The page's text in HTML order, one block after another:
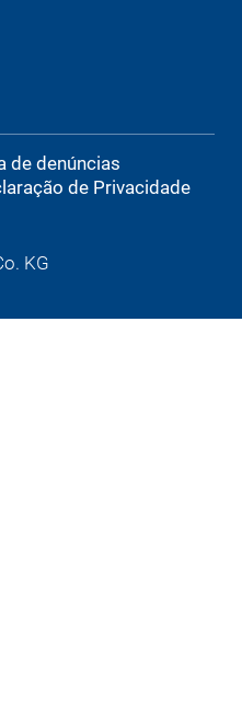
KG
de denúncias
de Privacidade